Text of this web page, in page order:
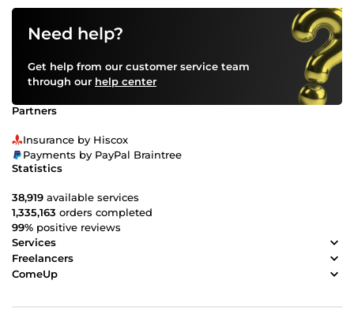
Need help?
Get help from our customer service team
through our help center
Partners
Insurance by Hiscox
Payments by PayPal Braintree
Statistics
38,919 available services
1,335,163 orders completed
99% positive reviews
Services
Freelancers
ComeUp